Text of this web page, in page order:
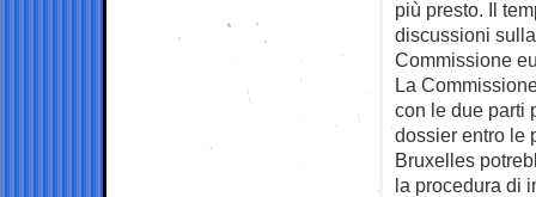
più presto. Il
discussioni
Commissione
La
con le due parti
dossier entro le
Bruxelles
la procedura di